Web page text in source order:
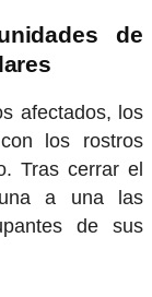
de
afectados, los
los rostros
Tras cerrar el
a una las
de sus